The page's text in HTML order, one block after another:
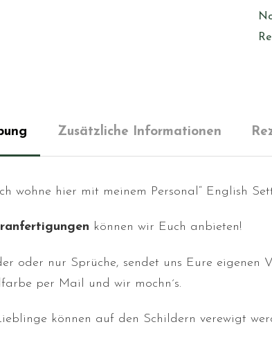
Zusätzliche Informationen
wohne hier mit meinem Personal“ English
können wir Euch anbieten!
oder nur Sprüche, sendet uns Eure eigenen
per Mail und wir mochn´s.
können auf den Schildern verewigt